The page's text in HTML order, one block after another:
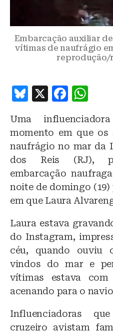
Embarcação auxiliar
vítimas de naufrágio
reprodução/
B
e
s
y
X
F
c
e
b
o
o
k
at
s
A
p
p
Uma
momento em que os
naufrágio no mar da
dos Reis (RJ),
embarcação
noite de domingo
em que Laura
Laura estava
do Instagram,
céu, quando ouviu
vindos do mar e
vítimas estava com
acenando para o
Influenciadoras
cruzeiro avistam